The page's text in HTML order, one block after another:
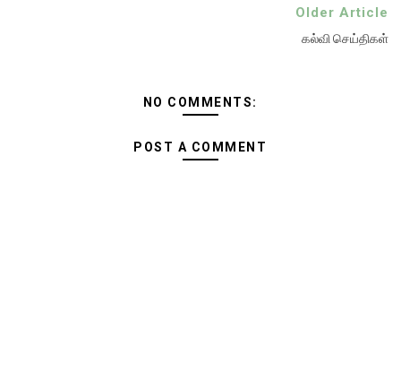
Older Article
கல்வி செய்திகள்
NO COMMENTS:
POST A COMMENT